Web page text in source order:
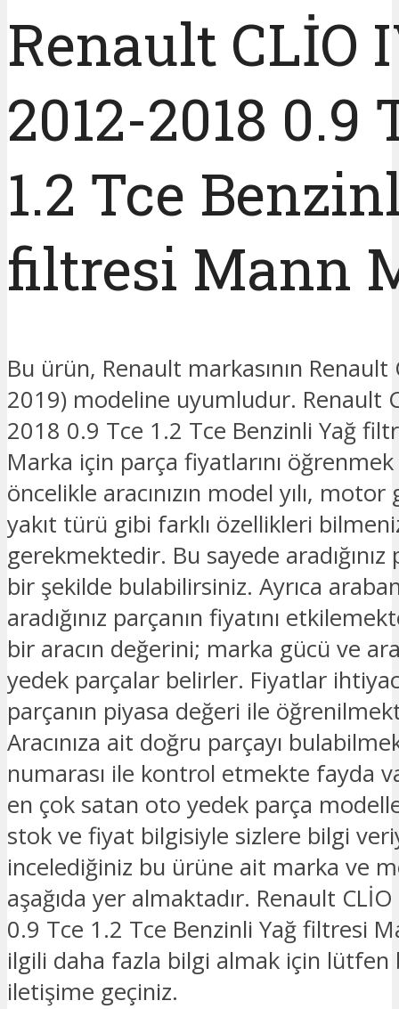
Renault CLİO
2012-2018 0.9
1.2 Tce
filtresi Mann
Bu ürün, Renault markasının
2019) modeline uyumludur. Renault
2018 0.9 Tce 1.2 Tce Benzinli Yağ
Marka için parça fiyatlarını
öncelikle aracınızın model yılı,
yakıt türü gibi farklı özellikleri
gerekmektedir. Bu sayede aradığınız
bir şekilde bulabilirsiniz. Ayrıca
aradığınız parçanın fiyatını
bir aracın değerini; marka gücü ve
yedek parçalar belirler. Fiyatlar
parçanın piyasa değeri ile
Aracınıza ait doğru parçayı
numarası ile kontrol etmekte fayda
en çok satan oto yedek parça
stok ve fiyat bilgisiyle sizlere bilgi
incelediğiniz bu ürüne ait marka ve
aşağıda yer almaktadır. Renault
0.9 Tce 1.2 Tce Benzinli Yağ filtresi
ilgili daha fazla bilgi almak için lütfen
iletişime geçiniz.